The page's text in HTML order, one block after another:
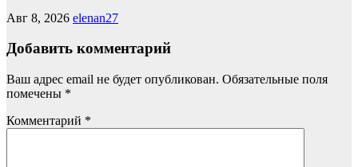
Авг 8, 2026 elenan27
Добавить комментарий
Ваш адрес email не будет опубликован. Обязательные поля
помечены *
Комментарий *